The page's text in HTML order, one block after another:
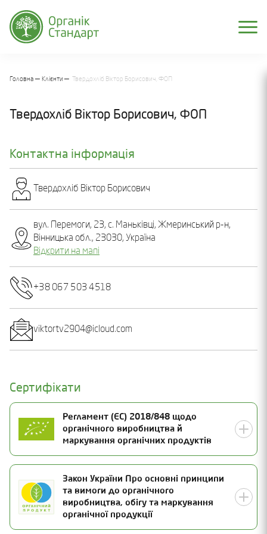
Головна Клієнти Твердохліб Віктор Борисович, ФОП
Твердохліб Віктор Борисович, ФОП
Контактна інформація
Твердохліб Віктор Борисович
вул. Перемоги, 23, с. Маньківці, Жмеринський р-н,
Вінницька обл., 23030, Україна
Відкрити на мапі
+38 067 503 4518
viktortv2904@icloud.com
Сертифікати
Регламент (ЄС) 2018/848 щодо
органічного виробництва й
маркування органічних продуктів
Номер сертифікату
UA-BIO-108.804-0000231.2026.001
Статус
Дата видачі
Закон України Про основні принципи
та вимоги до органічного
виробництва, обігу та маркування
органічної продукції